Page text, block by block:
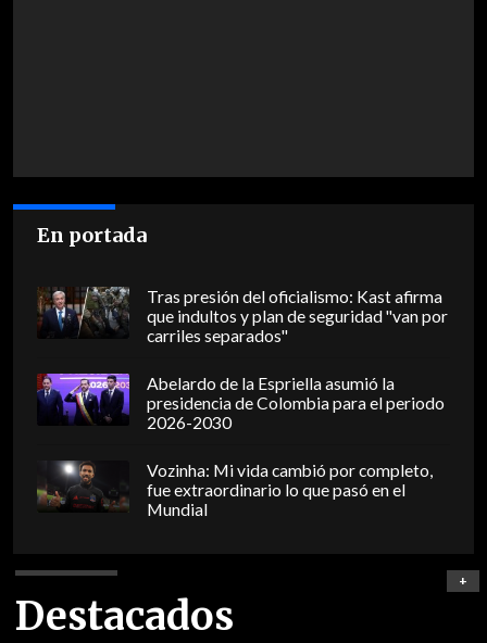
En portada
Tras presión del oficialismo: Kast afirma
que indultos y plan de seguridad "van por
carriles separados"
Abelardo de la Espriella asumió la
presidencia de Colombia para el periodo
2026-2030
Vozinha: Mi vida cambió por completo,
fue extraordinario lo que pasó en el
Mundial
Destacados
+